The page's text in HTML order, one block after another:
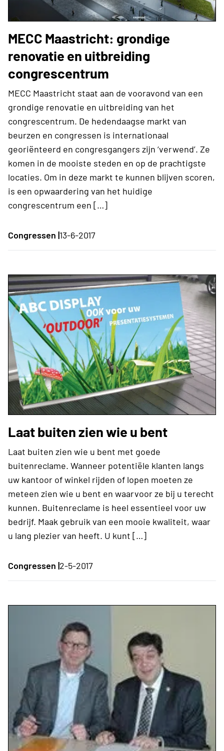
MECC Maastricht: grondige
renovatie en uitbreiding
congrescentrum
MECC Maastricht staat aan de vooravond van een
grondige renovatie en uitbreiding van het
congrescentrum. De hedendaagse markt van
beurzen en congressen is internationaal
georiënteerd en congresgangers zijn ‘verwend’. Ze
komen in de mooiste steden en op de prachtigste
locaties. Om in deze markt te kunnen blijven scoren,
is een opwaardering van het huidige
congrescentrum een […]
Congressen |13-6-2017
Laat buiten zien wie u bent
Laat buiten zien wie u bent met goede
buitenreclame. Wanneer potentiële klanten langs
uw kantoor of winkel rijden of lopen moeten ze
meteen zien wie u bent en waarvoor ze bij u terecht
kunnen. Buitenreclame is heel essentieel voor uw
bedrijf. Maak gebruik van een mooie kwaliteit, waar
u lang plezier van heeft. U kunt […]
Congressen |2-5-2017